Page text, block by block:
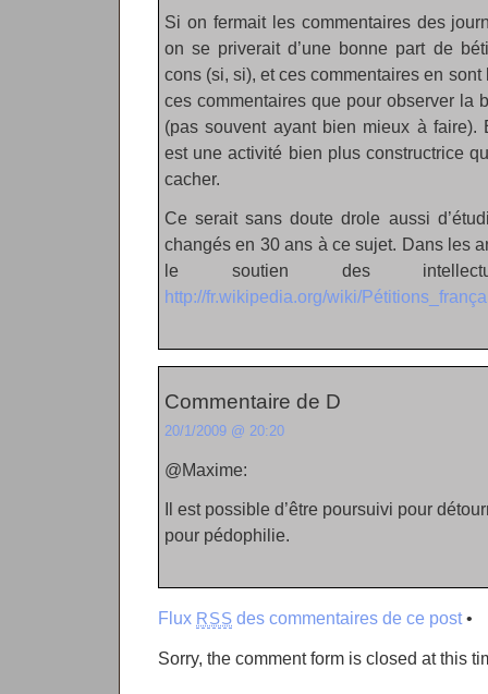
Si on fermait les commentaires des
on se priverait d’une bonne part de
cons (si, si), et ces commentaires en
ces commentaires que pour observer la
(pas souvent ayant bien mieux à faire).
est une activité bien plus constructrice
cacher.
Ce serait sans doute drole aussi
changés en 30 ans à ce sujet. Dans les
le soutien des
http://fr.wikipedia.org/wiki/
Commentaire de D
20/1/2009 @ 20:20
@Maxime:
Il est possible d’être poursuivi pour
pour pédophilie.
Flux RSS des commentaires de ce post•
Sorry, the comment form is closed at this